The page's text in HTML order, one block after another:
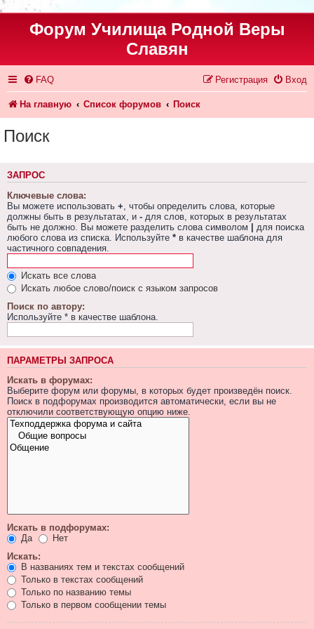
Форум Училища Родной Веры
Славян
FAQ Вход
Регистрация
На главную Список форумов Поиск
Поиск
ЗАПРОС
Ключевые слова:
Вы можете использовать + , чтобы определить слова, которые
должны быть в результатах, и - для слов, которых в результатах
быть не должно. Вы можете разделить слова символом | для поиска
любого слова из списка. Используйте * в качестве шаблона для
частичного совпадения.
Искать все слова
Искать любое слово/поиск с языком запросов
Поиск по автору:
Используйте * в качестве шаблона.
ПАРАМЕТРЫ ЗАПРОСА
Искать в форумах:
Выберите форум или форумы, в которых будет произведён поиск.
Поиск в подфорумах производится автоматически, если вы не
отключили соответствующую опцию ниже.
Искать в подфорумах:
Да
Нет
Искать:
В названиях тем и текстах сообщений
Только в текстах сообщений
Только по названию темы
Только в первом сообщении темы